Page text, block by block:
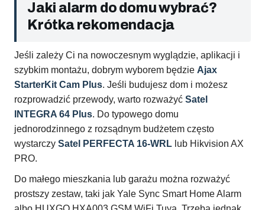
Jaki alarm do domu wybrać?
Krótka rekomendacja
Jeśli zależy Ci na nowoczesnym wyglądzie, aplikacji i
szybkim montażu, dobrym wyborem będzie Ajax
StarterKit Cam Plus. Jeśli budujesz dom i możesz
rozprowadzić przewody, warto rozważyć Satel
INTEGRA 64 Plus. Do typowego domu
jednorodzinnego z rozsądnym budżetem często
wystarczy Satel PERFECTA 16-WRL lub Hikvision AX
PRO.
Do małego mieszkania lub garażu można rozważyć
prostszy zestaw, taki jak Yale Sync Smart Home Alarm